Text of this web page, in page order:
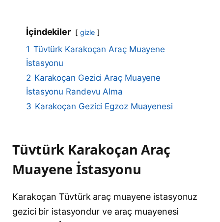
İçindekiler gizle
1 Tüvtürk Karakoçan Araç Muayene
İstasyonu
2 Karakoçan Gezici Araç Muayene
İstasyonu Randevu Alma
3 Karakoçan Gezici Egzoz Muayenesi
Tüvtürk Karakoçan Araç
Muayene İstasyonu
Karakoçan Tüvtürk araç muayene istasyonuz
gezici bir istasyondur ve araç muayenesi